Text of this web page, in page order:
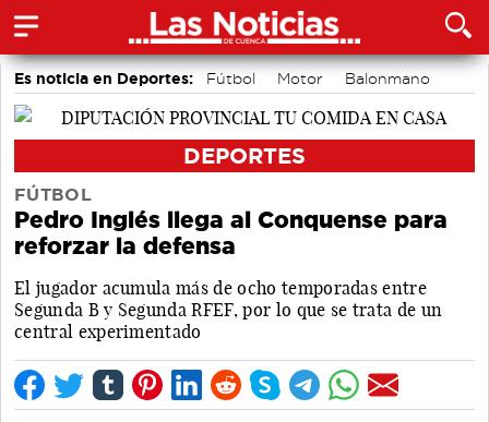
Es noticia en Deportes: Fútbol Motor
Balonmano
Bádminton
Ciclismo
DEPORTES
FÚTBOL
Pedro Inglés llega al Conquense para
reforzar la defensa
El jugador acumula más de ocho temporadas entre
Segunda B y Segunda RFEF, por lo que se trata de un
central experimentado